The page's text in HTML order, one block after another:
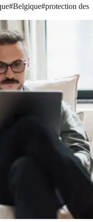
#Belgique#protection des